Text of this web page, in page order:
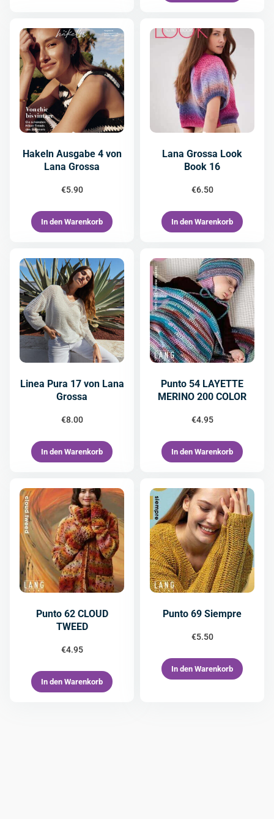
Hakeln Ausgabe 4 von
Lana Grossa
€5.90
In den Warenkorb
Lana Grossa Look
Book 16
€6.50
In den Warenkorb
Linea Pura 17 von Lana
Grossa
€8.00
In den Warenkorb
Punto 54 LAYETTE
MERINO 200 COLOR
€4.95
In den Warenkorb
Punto 62 CLOUD
TWEED
€4.95
In den Warenkorb
Punto 69 Siempre
€5.50
In den Warenkorb